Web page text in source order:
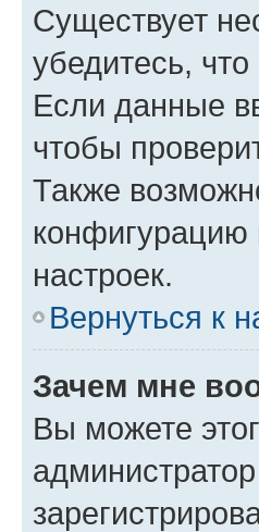
Существует
убедитесь,
Если данные
чтобы
Также
конфигурацию
настроек.
Вернуться к
Зачем мне
Вы можете